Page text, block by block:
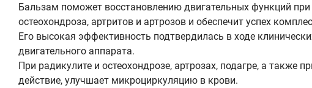
Бальзам поможет восстановлению двигательных функций
остеохондроза, артритов и артрозов и обеспечит успех
Его высокая эффективность подтвердилась в ходе
двигательного аппарата.
При радикулите и остеохондрозе, артрозах, подагре, а
действие, улучшает микроциркуляцию в крови.